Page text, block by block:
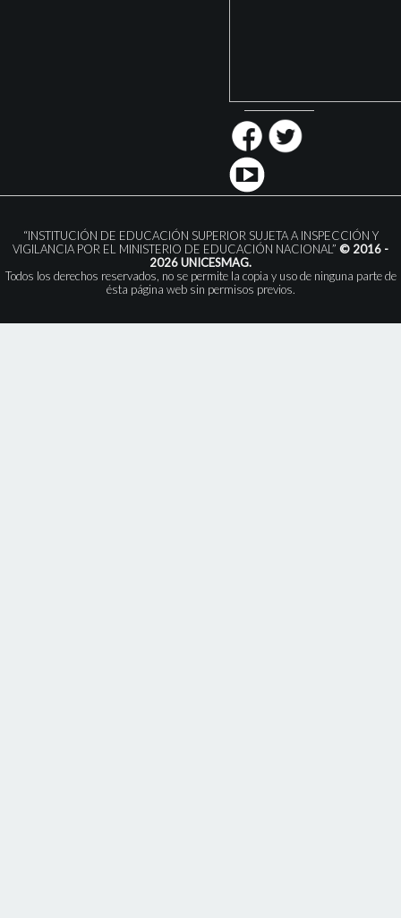
“INSTITUCIÓN DE EDUCACIÓN SUPERIOR SUJETA A INSPECCIÓN Y
VIGILANCIA POR EL MINISTERIO DE EDUCACIÓN NACIONAL” © 2016 -
2026 UNICESMAG.
Todos los derechos reservados, no se permite la copia y uso de ninguna parte de
ésta página web sin permisos previos.